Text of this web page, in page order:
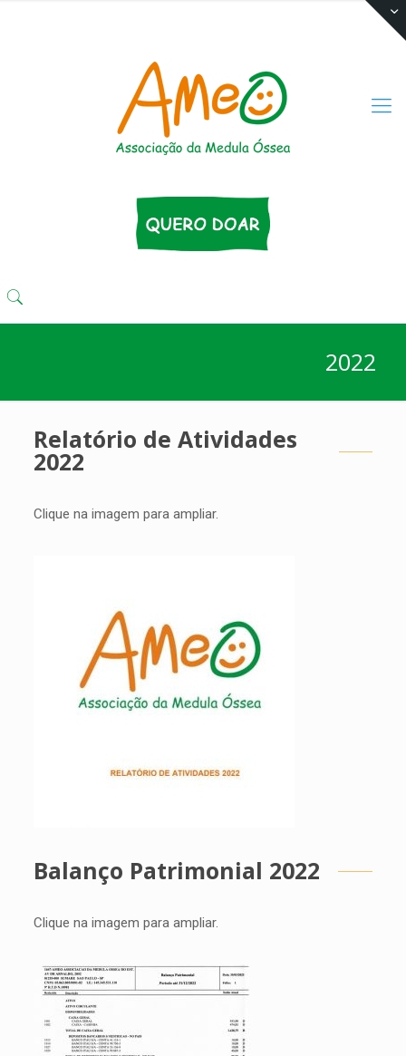
2022
Relatório de Atividades
2022
Clique na imagem para ampliar.
Balanço Patrimonial 2022
Clique na imagem para ampliar.